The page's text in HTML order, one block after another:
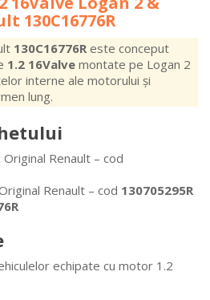
130C16776R
130C16776R este conceput
1.2 16Valve montate pe Logan 2
interne ale motorului și
lung.
Original Renault – cod
Renault – cod 130705295R
echipate cu motor 1.2